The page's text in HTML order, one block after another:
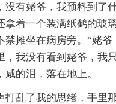
没有姥爷，我预料到了
拿着一个装满纸鹤的玻
禁摊坐在病房旁。“姥爷
，我没有看到姥爷，我
的泪，落在地上。
打乱了我的思绪，手里